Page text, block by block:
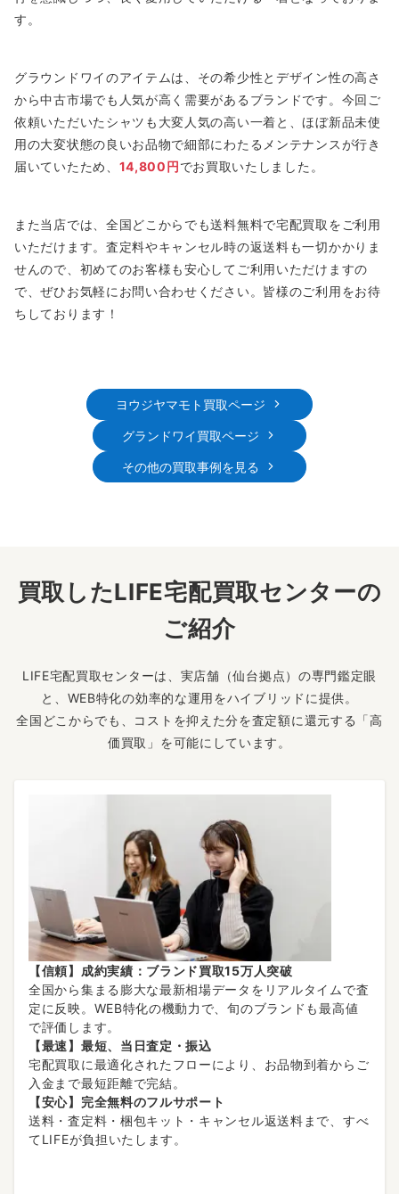
す。
グラウンドワイのアイテムは、その希少性とデザイン性の高さ
から中古市場でも人気が高く需要があるブランドです。今回ご
依頼いただいたシャツも大変人気の高い一着と、ほぼ新品未使
用の大変状態の良いお品物で細部にわたるメンテナンスが行き
届いていたため、 14,800円でお買取いたしました。
また当店では、全国どこからでも送料無料で宅配買取をご利用
いただけます。査定料やキャンセル時の返送料も一切かかりま
せんので、初めてのお客様も安心してご利用いただけますの
で、ぜひお気軽にお問い合わせください。皆様のご利用をお待
ちしております！
ヨウジヤマモト買取ページ
グランドワイ買取ページ
その他の買取事例を見る
買取したLIFE宅配買取センターの
ご紹介
LIFE宅配買取センターは、実店舗（仙台拠点）の専門鑑定眼
と、WEB特化の効率的な運用をハイブリッドに提供。
全国どこからでも、コストを抑えた分を査定額に還元する「高
価買取」を可能にしています。
【信頼】成約実績：ブランド買取15万人突破
全国から集まる膨大な最新相場データをリアルタイムで査
定に反映。WEB特化の機動力で、旬のブランドも最高値
で評価します。
【最速】最短、当日査定・振込
宅配買取に最適化されたフローにより、お品物到着からご
入金まで最短距離で完結。
【安心】完全無料のフルサポート
送料・査定料・梱包キット・キャンセル返送料まで、すべ
てLIFEが負担いたします。